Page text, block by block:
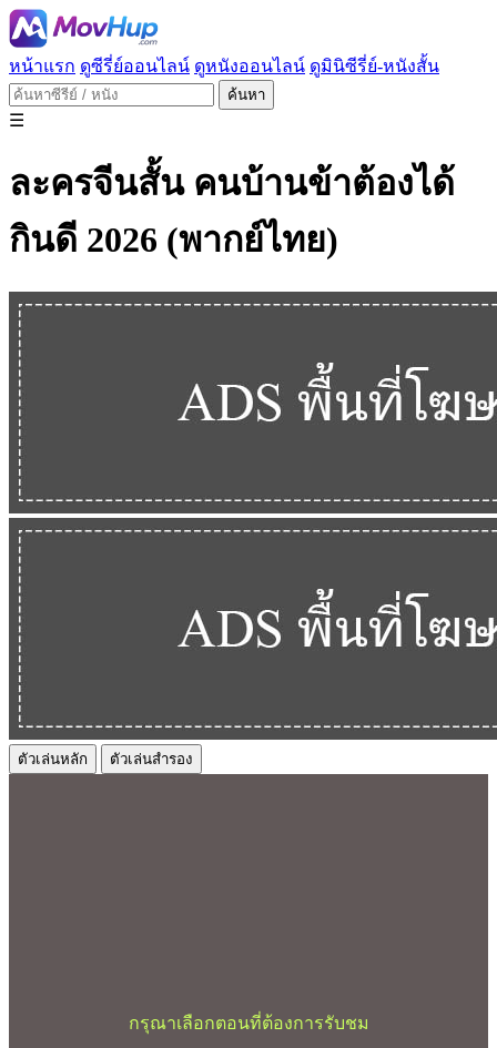
หน้าแรก ดูซีรี่ย์ออนไลน์ ดูหนังออนไลน์ ดูมินิซีรี่ย์-หนังสั้น
ค้นหา
☰
ละครจีนสั้น คนบ้านข้าต้องได้
กินดี 2026 (พากย์ไทย)
ตัวเล่นหลัก ตัวเล่นสำรอง
กรุณาเลือกตอนที่ต้องการรับชม